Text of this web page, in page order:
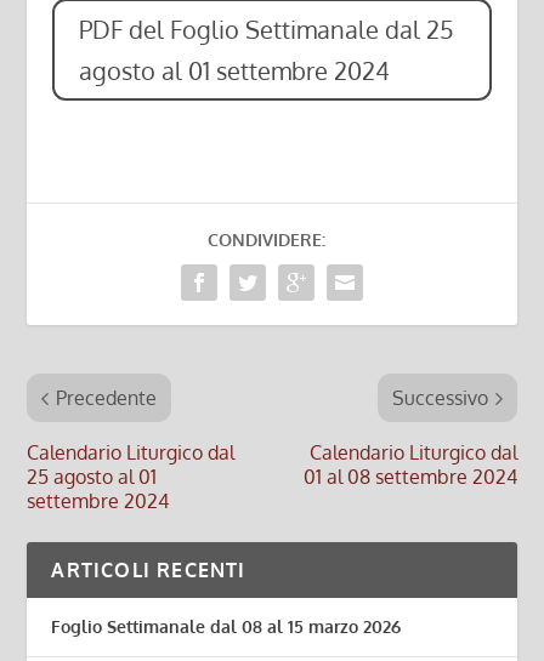
PDF del Foglio Settimanale dal 25
agosto al 01 settembre 2024
CONDIVIDERE:
Precedente
Calendario Liturgico dal
25 agosto al 01
settembre 2024
Successivo
Calendario Liturgico dal
01 al 08 settembre 2024
ARTICOLI RECENTI
Foglio Settimanale dal 08 al 15 marzo 2026